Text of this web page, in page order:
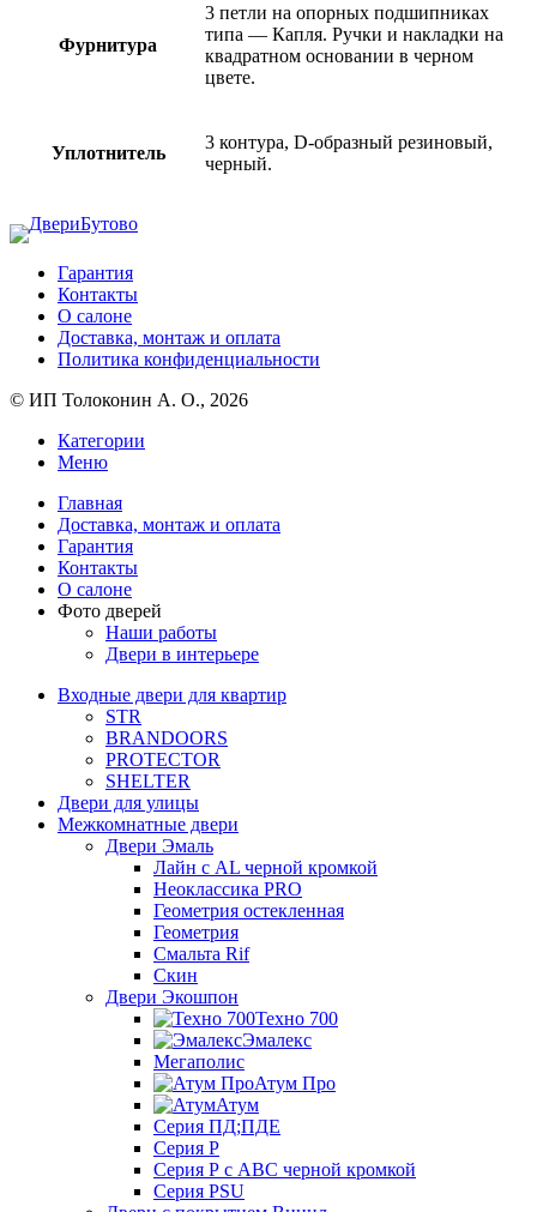
Фурнитура
3 петли на опорных подшипниках
типа — Капля. Ручки и накладки на
квадратном основании в черном
цвете.
Уплотнитель
3 контура, D-образный резиновый,
черный.
Гарантия
Контакты
О салоне
Доставка, монтаж и оплата
Политика конфиденциальности
© ИП Толоконин А. О., 2026
Категории
Меню
Главная
Доставка, монтаж и оплата
Гарантия
Контакты
О салоне
Фото дверей
Наши работы
Двери в интерьере
Входные двери для квартир
STR
BRANDOORS
PROTECTOR
SHELTER
Двери для улицы
Межкомнатные двери
Двери Эмаль
Лайн с AL черной кромкой
Неоклассика PRO
Геометрия остекленная
Геометрия
Смальта Rif
Скин
Двери Экошпон
Техно 700
Эмалекс
Мегаполис
Атум Про
Атум
Серия ПД;ПДЕ
Серия Р
Серия Р с АВС черной кромкой
Серия PSU